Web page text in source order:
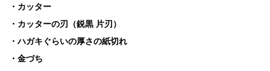
・カッター
・カッターの刃（鋭黒 片刃）
・ハガキぐらいの厚さの紙切れ
・金づち